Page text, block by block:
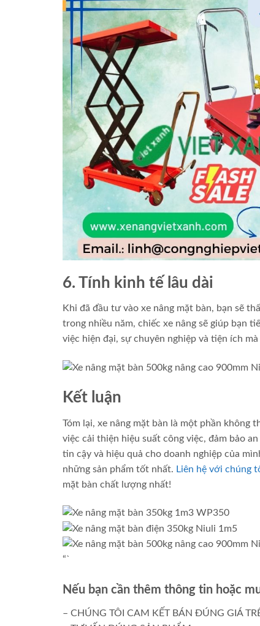
6. Tính kinh tế lâu dài
Khi đã đầu tư vào xe nâng mặt bàn, bạn sẽ
trong nhiều năm, chiếc xe nâng sẽ giúp bạn
việc hiện đại, sự chuyên nghiệp và tiện ích
Kết luận
Tóm lại, xe nâng mặt bàn là một phần không
việc cải thiện hiệu suất công việc, đảm bảo
tin cậy và hiệu quả cho doanh nghiệp của
những sản phẩm tốt nhất. Liên hệ với chúng
mặt bàn chất lượng nhất!
“`
Nếu bạn cần thêm thông tin hoặc
– CHÚNG TÔI CAM KẾT BÁN ĐÚNG GIÁ